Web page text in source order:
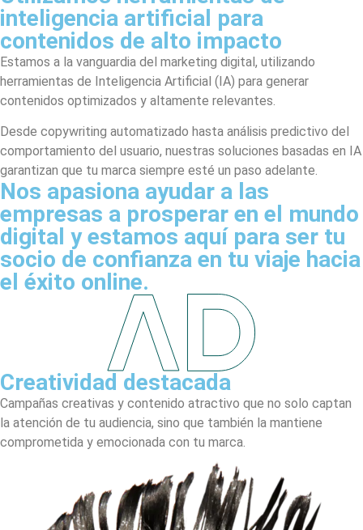
inteligencia artificial para
contenidos de alto impacto
Estamos a la vanguardia del marketing digital, utilizando
herramientas de Inteligencia Artificial (IA) para generar
contenidos optimizados y altamente relevantes.
Desde copywriting automatizado hasta análisis predictivo del
comportamiento del usuario, nuestras soluciones basadas en IA
garantizan que tu marca siempre esté un paso adelante.
Nos apasiona ayudar a las
empresas a prosperar en el mundo
digital y estamos aquí para ser tu
socio de confianza en tu viaje hacia
el éxito online.
Creatividad destacada
Campañas creativas y contenido atractivo que no solo captan
la atención de tu audiencia, sino que también la mantiene
comprometida y emocionada con tu marca.